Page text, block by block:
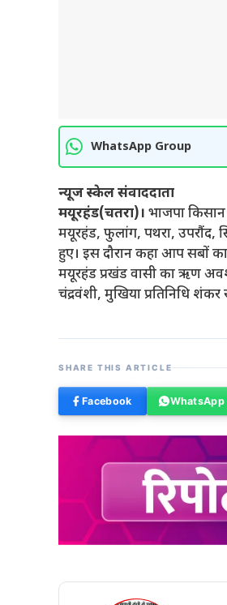
WhatsApp Group
न्यूज स्केल संवाददाता
मयूरहंड(चतरा)। भाजपा किसान
मयूरहंड, फुलांग, पथरा, उपरौंद,
हुए। इस दौरान कहा आप सबों
मयूरहंड प्रखंड वासी का ऋण
चंद्रवंशी, मुखिया प्रतिनिधि
SHARE THIS ARTICLE
Facebook WhatsApp